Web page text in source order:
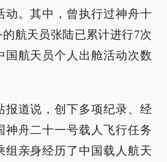
动。其中，曾执行过神舟十
航天员张陆已累计进行7次
国航天员个人出舱活动次数
报道说，创下多项纪录、经
神舟二十一号载人飞行任务
组亲身经历了中国载人航天